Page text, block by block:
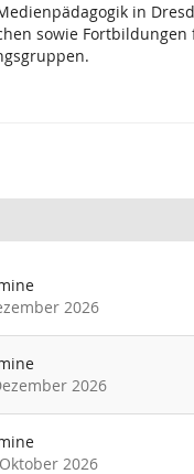
in
sowie
2026
2026
2026